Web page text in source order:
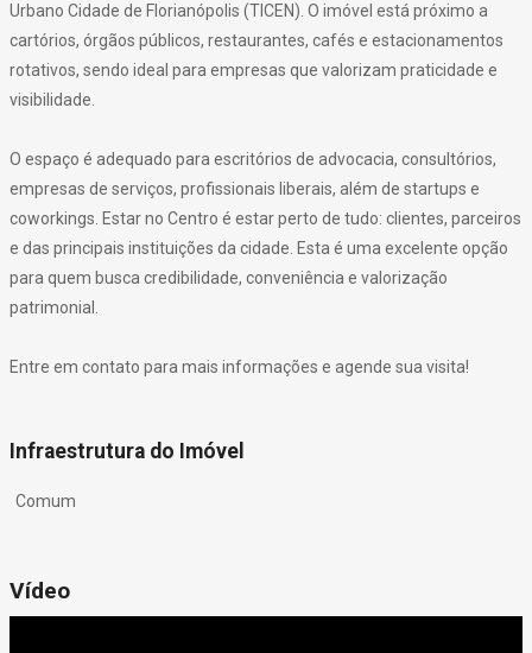
Urbano Cidade de Florianópolis (TICEN). O imóvel está próximo a
cartórios, órgãos públicos, restaurantes, cafés e estacionamentos
rotativos, sendo ideal para empresas que valorizam praticidade e
visibilidade.
O espaço é adequado para escritórios de advocacia, consultórios,
empresas de serviços, profissionais liberais, além de startups e
coworkings. Estar no Centro é estar perto de tudo: clientes, parceiros
e das principais instituições da cidade. Esta é uma excelente opção
para quem busca credibilidade, conveniência e valorização
patrimonial.
Entre em contato para mais informações e agende sua visita!
Infraestrutura do Imóvel
Comum
Vídeo